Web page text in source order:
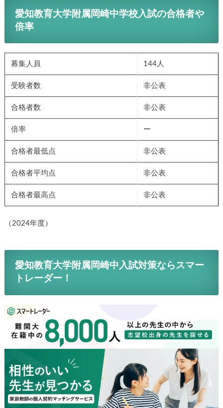
愛知教育大学附属岡崎中学校入試の合格者や
倍率
募集人員 144人
受験者数 非公表
合格者数 非公表
倍率 ー
合格者最低点 非公表
合格者平均点 非公表
合格者最高点 非公表
（2024年度）
愛知教育大学附属岡崎中入試対策ならスマー
トレーダー！